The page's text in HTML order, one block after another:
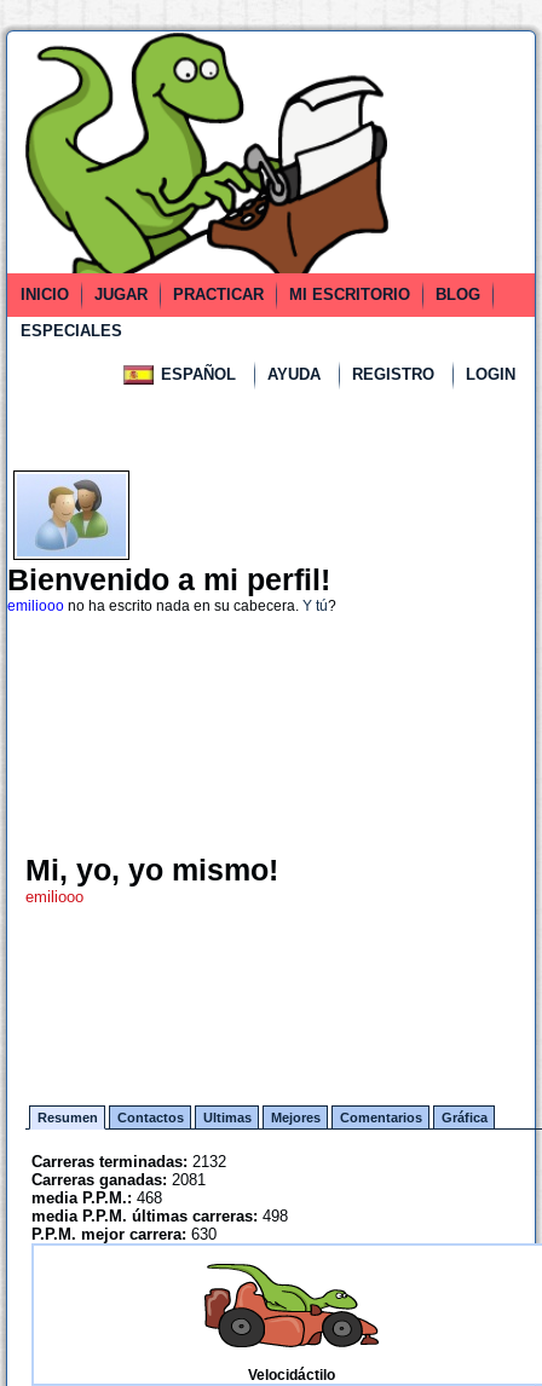
INICIO JUGAR PRACTICAR MI ESCRITORIO
BLOG
ESPECIALES
ESPAÑOL AYUDA REGISTRO LOGIN
Bienvenido a mi perfil!
emiliooo no ha escrito nada en su cabecera. Y tú?
Mi, yo, yo mismo!
emiliooo
Resumen Contactos Ultimas Mejores Comentarios Gráfica
Carreras terminadas: 2132
Carreras ganadas: 2081
media P.P.M.: 468
media P.P.M. últimas carreras: 498
P.P.M. mejor carrera: 630
Velocidáctilo